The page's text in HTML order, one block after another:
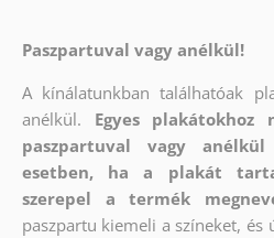
Paszpartuval vagy anélkül!
A kínálatunkban találhatóak
anélkül.
Egyes plakátokhoz
paszpartuval vagy
esetben, ha a plakát
szerepel a termék
paszpartu kiemeli a színeket,